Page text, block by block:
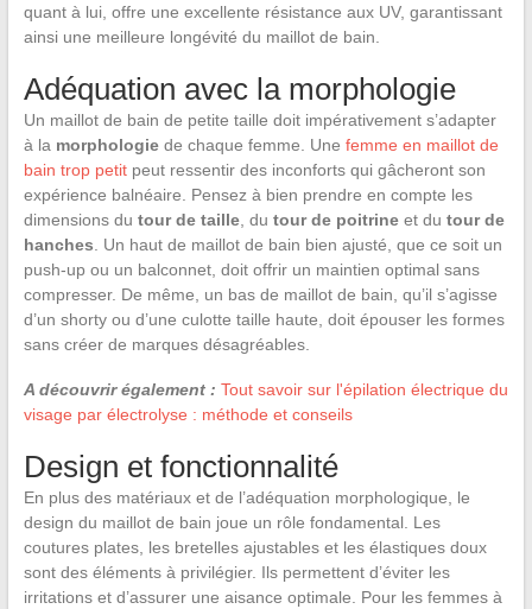
quant à lui, offre une excellente résistance aux UV, garantissant
ainsi une meilleure longévité du maillot de bain.
Adéquation avec la morphologie
Un maillot de bain de petite taille doit impérativement s’adapter
à la morphologiede chaque femme. Une femme en maillot de
bain trop petitpeut ressentir des inconforts qui gâcheront son
expérience balnéaire. Pensez à bien prendre en compte les
dimensions du tour de taille, du tour de poitrineet du tour de
hanches . Un haut de maillot de bain bien ajusté, que ce soit un
push-up ou un balconnet, doit offrir un maintien optimal sans
compresser. De même, un bas de maillot de bain, qu’il s’agisse
d’un shorty ou d’une culotte taille haute, doit épouser les formes
sans créer de marques désagréables.
A découvrir également : Tout savoir sur l'épilation électrique du
visage par électrolyse : méthode et conseils
Design et fonctionnalité
En plus des matériaux et de l’adéquation morphologique, le
design du maillot de bain joue un rôle fondamental. Les
coutures plates, les bretelles ajustables et les élastiques doux
sont des éléments à privilégier. Ils permettent d’éviter les
irritations et d’assurer une aisance optimale. Pour les femmes à